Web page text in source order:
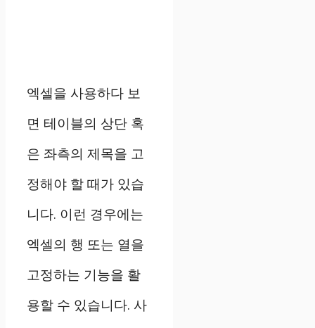
엑셀을 사용하다 보
면 테이블의 상단 혹
은 좌측의 제목을 고
정해야 할 때가 있습
니다. 이런 경우에는
엑셀의 행 또는 열을
고정하는 기능을 활
용할 수 있습니다. 사